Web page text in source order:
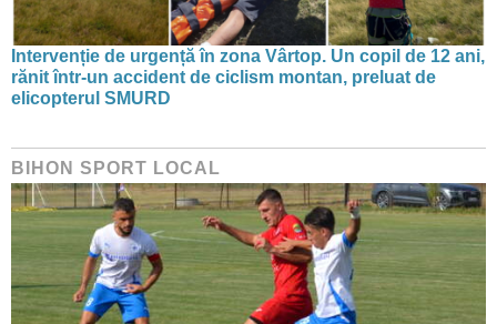
Intervenție de urgență în zona Vârtop. Un copil de 12 ani,
rănit într-un accident de ciclism montan, preluat de
elicopterul SMURD
BIHON SPORT LOCAL